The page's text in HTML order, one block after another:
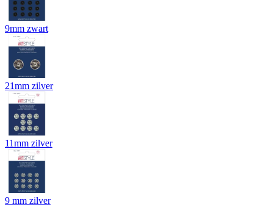
9mm zwart
21mm zilver
11mm zilver
9 mm zilver